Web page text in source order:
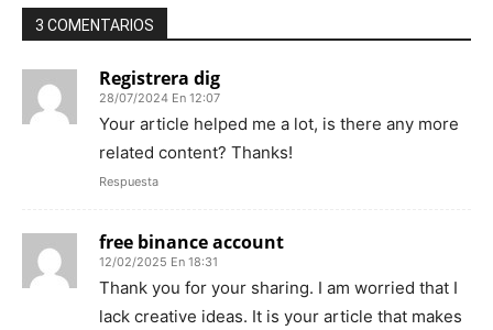
3 COMENTARIOS
Registrera dig
28/07/2024 En 12:07
Your article helped me a lot, is there any more
related content? Thanks!
Respuesta
free binance account
12/02/2025 En 18:31
Thank you for your sharing. I am worried that I
lack creative ideas. It is your article that makes